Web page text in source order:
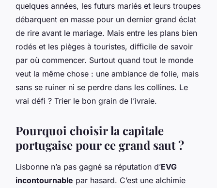
quelques années, les futurs mariés et leurs troupes
débarquent en masse pour un dernier grand éclat
de rire avant le mariage. Mais entre les plans bien
rodés et les pièges à touristes, difficile de savoir
par où commencer. Surtout quand tout le monde
veut la même chose : une ambiance de folie, mais
sans se ruiner ni se perdre dans les collines. Le
vrai défi ? Trier le bon grain de l’ivraie.
Pourquoi choisir la capitale
portugaise pour ce grand saut ?
Lisbonne n’a pas gagné sa réputation d’EVG
incontournable par hasard. C’est une alchimie